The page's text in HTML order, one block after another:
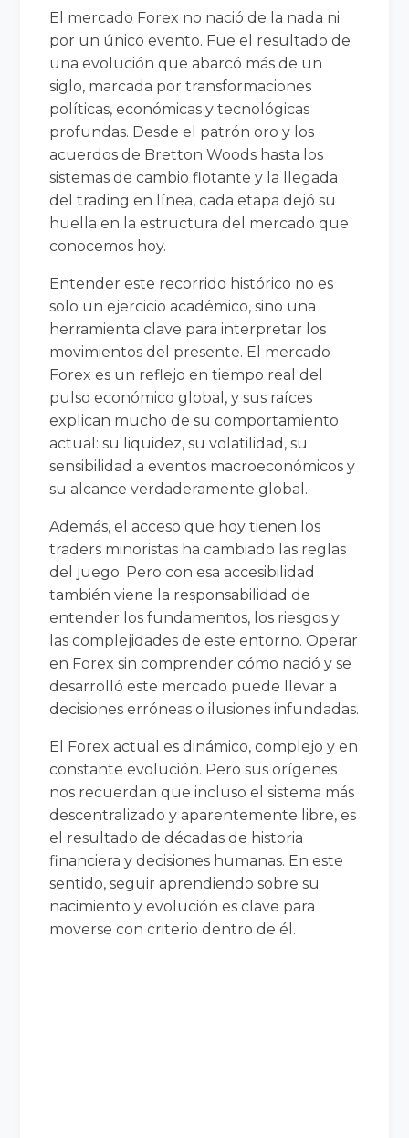
El mercado Forex no nació de la nada ni
por un único evento. Fue el resultado de
una evolución que abarcó más de un
siglo, marcada por transformaciones
políticas, económicas y tecnológicas
profundas. Desde el patrón oro y los
acuerdos de Bretton Woods hasta los
sistemas de cambio flotante y la llegada
del trading en línea, cada etapa dejó su
huella en la estructura del mercado que
conocemos hoy.
Entender este recorrido histórico no es
solo un ejercicio académico, sino una
herramienta clave para interpretar los
movimientos del presente. El mercado
Forex es un reflejo en tiempo real del
pulso económico global, y sus raíces
explican mucho de su comportamiento
actual: su liquidez, su volatilidad, su
sensibilidad a eventos macroeconómicos y
su alcance verdaderamente global.
Además, el acceso que hoy tienen los
traders minoristas ha cambiado las reglas
del juego. Pero con esa accesibilidad
también viene la responsabilidad de
entender los fundamentos, los riesgos y
las complejidades de este entorno. Operar
en Forex sin comprender cómo nació y se
desarrolló este mercado puede llevar a
decisiones erróneas o ilusiones infundadas.
El Forex actual es dinámico, complejo y en
constante evolución. Pero sus orígenes
nos recuerdan que incluso el sistema más
descentralizado y aparentemente libre, es
el resultado de décadas de historia
financiera y decisiones humanas. En este
sentido, seguir aprendiendo sobre su
nacimiento y evolución es clave para
moverse con criterio dentro de él.